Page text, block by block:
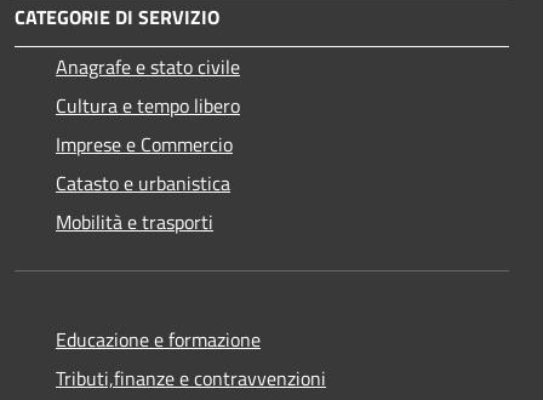
CATEGORIE DI SERVIZIO
Anagrafe e stato civile
Cultura e tempo libero
Imprese e Commercio
Catasto e urbanistica
Mobilità e trasporti
Educazione e formazione
Tributi,finanze e contravvenzioni